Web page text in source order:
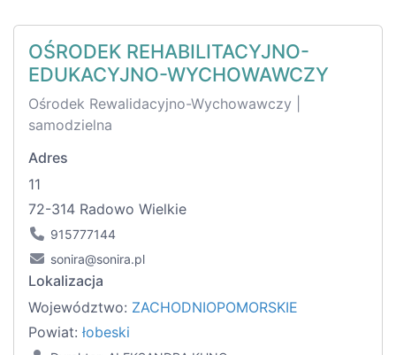
OŚRODEK REHABILITACYJNO-
EDUKACYJNO-WYCHOWAWCZY
Ośrodek Rewalidacyjno-Wychowawczy |
samodzielna
Adres
11
72-314 Radowo Wielkie
915777144
sonira@sonira.pl
Lokalizacja
Województwo: ZACHODNIOPOMORSKIE
Powiat: łobeski